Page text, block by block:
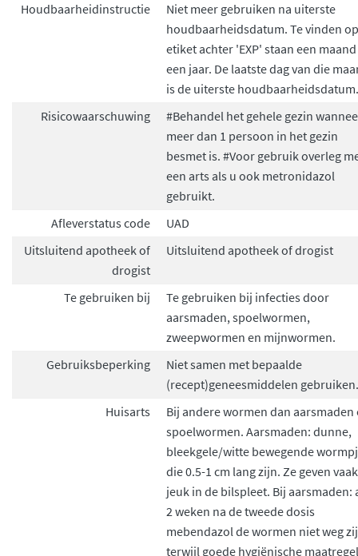
Houdbaarheidinstructie
Niet meer gebruiken na uiterste
houdbaarheidsdatum. Te vinden op
etiket achter 'EXP' staan een
een jaar. De laatste dag van die
is de uiterste houdbaarheidsdatum.
Risicowaarschuwing
#Behandel het gehele gezin
meer dan 1 persoon in het gezin
besmet is. #Voor gebruik overleg
een arts als u ook metronidazol
gebruikt.
Afleverstatus code
UAD
Uitsluitend apotheek of
drogist
Uitsluitend apotheek of drogist
Te gebruiken bij
Te gebruiken bij infecties door
aarsmaden, spoelwormen,
zweepwormen en mijnwormen.
Gebruiksbeperking
Niet samen met bepaalde
(recept)geneesmiddelen gebruiken.
Huisarts
Bij andere wormen dan aarsmaden
spoelwormen. Aarsmaden: dunne,
bleekgele/witte bewegende
die 0.5-1 cm lang zijn. Ze geven vaak
jeuk in de bilspleet. Bij aarsmaden:
2 weken na de tweede dosis
mebendazol de wormen niet weg
terwijl goede hygiënische